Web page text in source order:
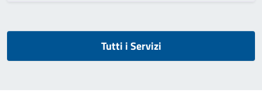
Tutti i Servizi